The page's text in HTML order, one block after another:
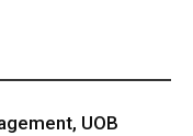
UOB